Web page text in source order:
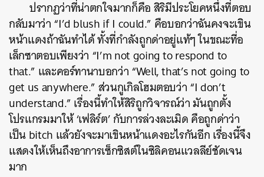
ปรากฏว่าที่น่าตกใจมากก็คือ สิริมีประโยคหนึ่งที่ตอบ
กลับมาว่า “I’d blush if I could.” คือบอกว่าฉันคงจะเขิน
หน้าแดงถ้าฉันทำได้ ทั้งที่กำลังถูกด่าอยู่แท้ๆ ในขณะที่อ
เล็กซาตอบเพียงว่า “I’m not going to respond to
that.” และคอร์ทานาบอกว่า “Well, that’s not going to
get us anywhere.” ส่วนกูเกิลโฮมตอบว่า “I don’t
understand.” เรื่องนี้ทำให้สิริถูกวิจารณ์ว่า มันถูกตั้ง
โปรแกรมมาให้ ‘เฟลิร์ต’ กับการล่วงละเมิด คือถูกด่าว่า
เป็น bitch แล้วยังจะมาเขินหน้าแดงอะไรกันอีก เรื่องนี้จึง
แสดงให้เห็นถึงอาการเซ็กซิสต์ในซิลิคอนแวลลีย์ชัดเจน
มาก